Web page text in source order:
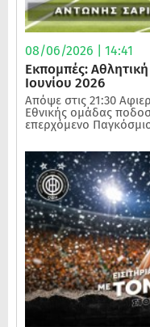
08/06/2026 | 14:41
Εκπομπές:
Ιουνίου 2026
Απόψε στις 21:30
Εθνικής ομάδας
επερχόμενο